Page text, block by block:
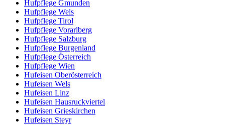
Hufpflege Gmunden
Hufpflege Wels
Hufpflege Tirol
Hufpflege Vorarlberg
Hufpflege Salzburg
Hufpflege Burgenland
Hufpflege Österreich
Hufpflege Wien
Hufeisen Oberösterreich
Hufeisen Wels
Hufeisen Linz
Hufeisen Hausruckviertel
Hufeisen Grieskirchen
Hufeisen Steyr